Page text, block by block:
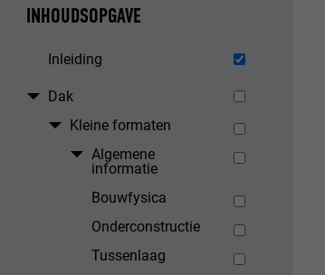
INHOUDSOPGAVE
Inleiding
Dak
Kleine formaten
Algemene
informatie
Bouwfysica
Onderconstructie
Tussenlaag